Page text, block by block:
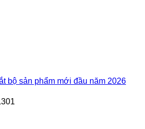
bộ sản phẩm mới đầu năm 2026